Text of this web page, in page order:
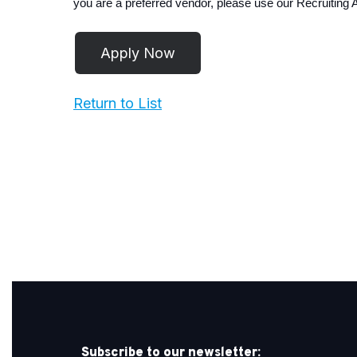
Return to List
Subscribe to our newsletter: